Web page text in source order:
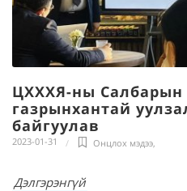
ЦХХХЯ-ны Салбарын
газрынхантай
байгуулав
2023-01-31 Онцлох мэдээ,
Дэлгэрэнгүй